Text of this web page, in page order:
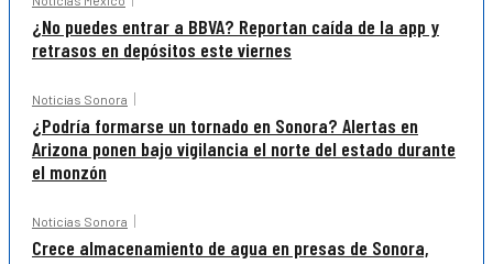
¿No puedes entrar a BBVA? Reportan caída de la app y
retrasos en depósitos este viernes
Noticias Sonora
¿Podría formarse un tornado en Sonora? Alertas en
Arizona ponen bajo vigilancia el norte del estado durante
el monzón
Noticias Sonora
Crece almacenamiento de agua en presas de Sonora,